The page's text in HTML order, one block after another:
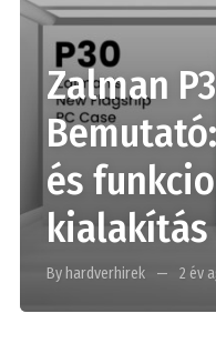
Zalman
és
kialakítás
By hardverhirek 2 év